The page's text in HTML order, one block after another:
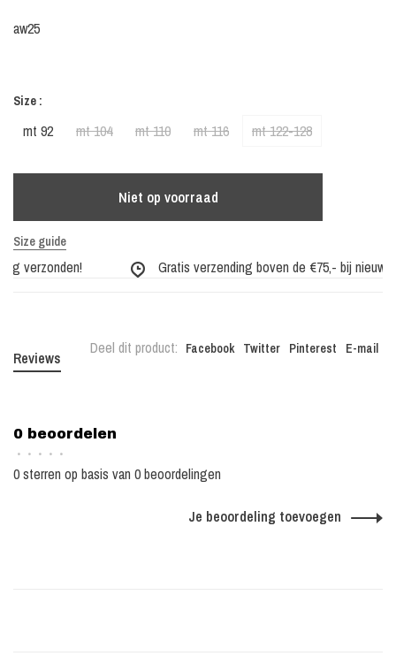
aw25
Size :
mt 92 mt 104 mt 110 mt 116 mt 122-128
Niet op voorraad
Size guide
verzonden! Gratis verzending boven de €75,- bij nieuwe
Deel dit product: Facebook Twitter Pinterest E-mail
Reviews
0 beoordelen
• • • • •
0 sterren op basis van 0 beoordelingen
Je beoordeling toevoegen